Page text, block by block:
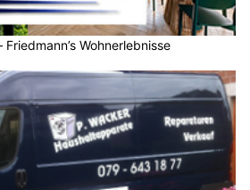
Wohnerlebnisse